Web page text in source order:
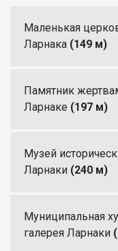
Маленькая
Ларнака (149 м)
Памятник
Ларнаке (197 м)
Музей
Ларнаки (240 м)
Муниципальная
галерея Ларнаки